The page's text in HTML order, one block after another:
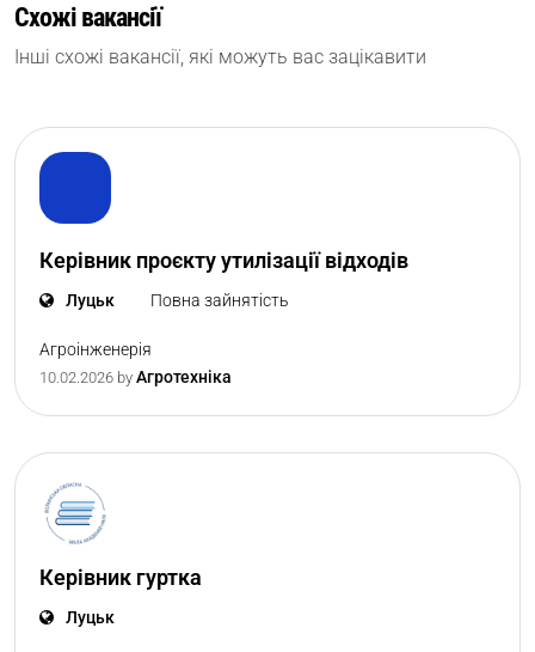
Схожі вакансії
Інші схожі вакансії, які можуть вас зацікавити
Керівник проєкту утилізації відходів
Луцьк Повна зайнятість
Агроінженерія
10.02.2026 by Агротехніка
Керівник гуртка
Луцьк